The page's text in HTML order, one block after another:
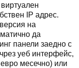
IP адрес.
на
да
панели заедно с
уеб интерфейс,
месечно) или